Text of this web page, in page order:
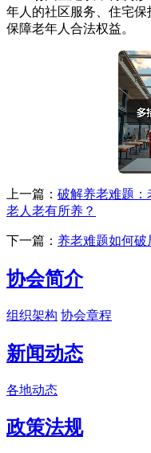
年人的社区服务、住宅保
保障老年人合法权益。
上一篇： 破解养老难题：
老人老有所养？
下一篇： 养老难题如何
协会简介
组织架构 协会章程
新闻动态
各地动态
政策法规